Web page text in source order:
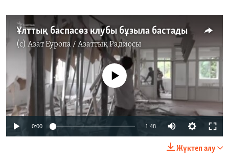
Ұлттық баспасөз клубы бұзыла бастады
(c) Азат Еуропа / Азаттық Радиосы
No media source currently available
0:00 1:48
Жүктеп алу